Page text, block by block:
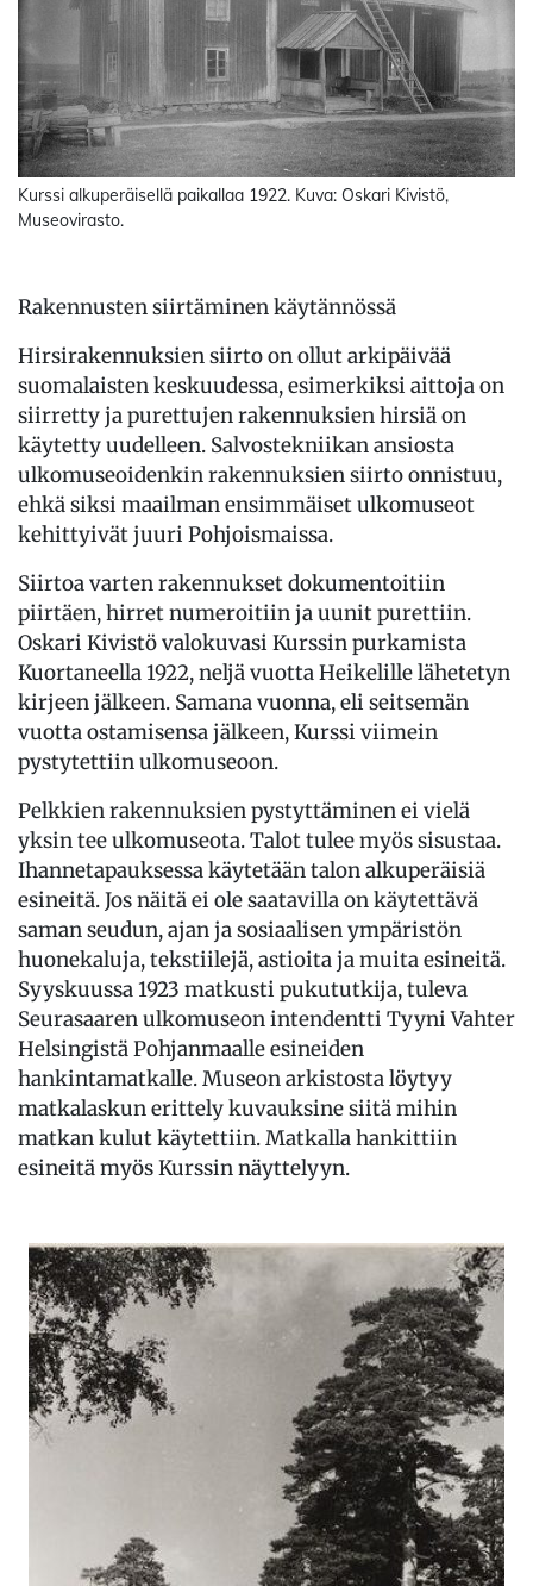
Kurssi alkuperäisellä paikallaa 1922. Kuva: Oskari Kivistö,
Museovirasto.
Rakennusten siirtäminen käytännössä
Hirsirakennuksien siirto on ollut arkipäivää
suomalaisten keskuudessa, esimerkiksi aittoja on
siirretty ja purettujen rakennuksien hirsiä on
käytetty uudelleen. Salvostekniikan ansiosta
ulkomuseoidenkin rakennuksien siirto onnistuu,
ehkä siksi maailman ensimmäiset ulkomuseot
kehittyivät juuri Pohjoismaissa.
Siirtoa varten rakennukset dokumentoitiin
piirtäen, hirret numeroitiin ja uunit purettiin.
Oskari Kivistö valokuvasi Kurssin purkamista
Kuortaneella 1922, neljä vuotta Heikelille lähetetyn
kirjeen jälkeen. Samana vuonna, eli seitsemän
vuotta ostamisensa jälkeen, Kurssi viimein
pystytettiin ulkomuseoon.
Pelkkien rakennuksien pystyttäminen ei vielä
yksin tee ulkomuseota. Talot tulee myös sisustaa.
Ihannetapauksessa käytetään talon alkuperäisiä
esineitä. Jos näitä ei ole saatavilla on käytettävä
saman seudun, ajan ja sosiaalisen ympäristön
huonekaluja, tekstiilejä, astioita ja muita esineitä.
Syyskuussa 1923 matkusti pukututkija, tuleva
Seurasaaren ulkomuseon intendentti Tyyni Vahter
Helsingistä Pohjanmaalle esineiden
hankintamatkalle. Museon arkistosta löytyy
matkalaskun erittely kuvauksine siitä mihin
matkan kulut käytettiin. Matkalla hankittiin
esineitä myös Kurssin näyttelyyn.